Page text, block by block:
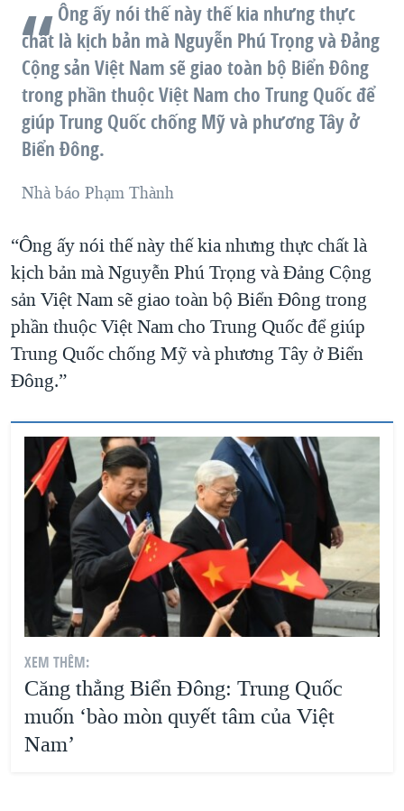
Ông ấy nói thế này thế kia nhưng thực
chất là kịch bản mà Nguyễn Phú Trọng và Đảng
Cộng sản Việt Nam sẽ giao toàn bộ Biển Đông
trong phần thuộc Việt Nam cho Trung Quốc để
giúp Trung Quốc chống Mỹ và phương Tây ở
Biển Đông.
Nhà báo Phạm Thành
“Ông ấy nói thế này thế kia nhưng thực chất là
kịch bản mà Nguyễn Phú Trọng và Đảng Cộng
sản Việt Nam sẽ giao toàn bộ Biển Đông trong
phần thuộc Việt Nam cho Trung Quốc để giúp
Trung Quốc chống Mỹ và phương Tây ở Biển
Đông.”
XEM THÊM:
Căng thẳng Biển Đông: Trung Quốc
muốn ‘bào mòn quyết tâm của Việt
Nam’